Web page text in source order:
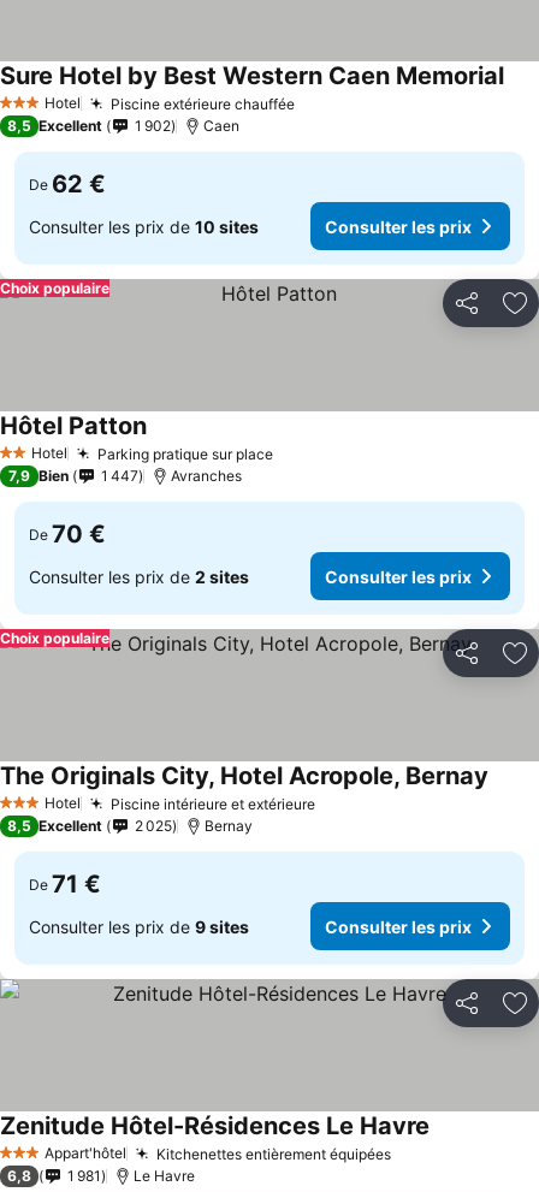
3 ÉtoilesHotel Piscine extérieure chauffée
Sure Hotel by Best Western Caen Memorial
8,5 Excellent 1 902 Caen
De 62 €
Consulter les prix de 10 sites Consulter les prix
Partager
Choix populaire
2 Étoiles
Hotel Parking pratique sur place
Hôtel Patton
7,9 Bien 1 447 Avranches
De 70 €
Consulter les prix de 2 sites Consulter les prix
Partager
Choix populaire
3 ÉtoilesHotel Piscine intérieure et extérieure
The Originals City, Hotel Acropole, Bernay
8,5 Excellent 2 025 Bernay
De 71 €
Consulter les prix de 9 sites Consulter les prix
Partager
3 ÉtoilesAppart'hôtel Kitchenettes entièrement équipées
Zenitude Hôtel-Résidences Le Havre
6,8 1 981 Le Havre